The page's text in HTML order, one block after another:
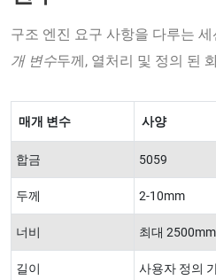
구조 엔진 요구 사항을 다루는
개 변수두께, 열처리 및 정의 된
매개 변수 사양
합금 5059
두께 2-10mm
너비 최대 2500mm
길이 사용자 정의